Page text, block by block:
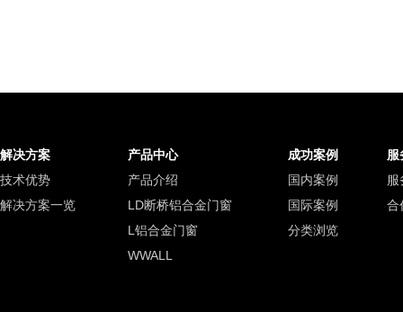
解决方案 产品中心 成功案例
服
技术优势
产品介绍 国内案例
服
解决方案一览
LD断桥铝合金门窗 国际案例
合
L铝合金门窗
分类浏览
WWALL